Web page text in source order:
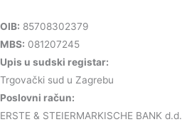
OIB: 85708302379
MBS: 081207245
Upis u sudski registar:
Trgovački sud u Zagrebu
Poslovni račun:
ERSTE & STEIERMARKISCHE BANK d.d.